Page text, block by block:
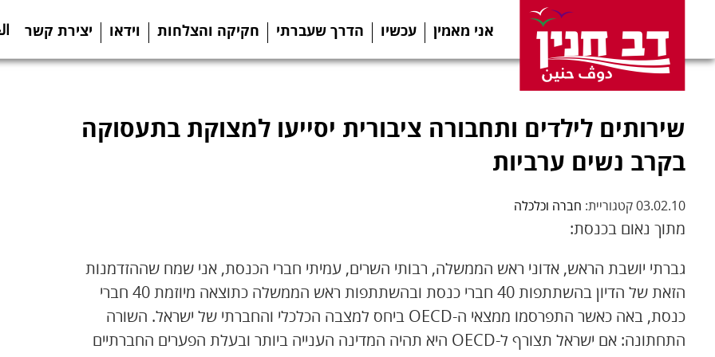
אני מאמין עכשיו הדרך שעברתי חקיקה והצלחות וידאו יצירת קשר
שירותים לילדים ותחבורה ציבורית יסייעו למצוקת בתעסוקה
בקרב נשים ערביות
03.02.10 קטגוריית: חברה וכלכלה
מתוך נאום בכנסת:
גברתי יושבת הראש, אדוני ראש הממשלה, רבותי השרים, עמיתי חברי הכנסת, אני שמח שההזדמנות
הזאת של הדיון בהשתתפות 40 חברי כנסת ובהשתתפות ראש הממשלה כתוצאה מיוזמת 40 חברי
כנסת, באה כאשר התפרסמו ממצאי ה-OECD ביחס למצבה הכלכלי והחברתי של ישראל. השורה
התחתונה: אם ישראל תצורף ל-OECD היא תהיה המדינה הענייה ביותר ובעלת הפערים החברתיים